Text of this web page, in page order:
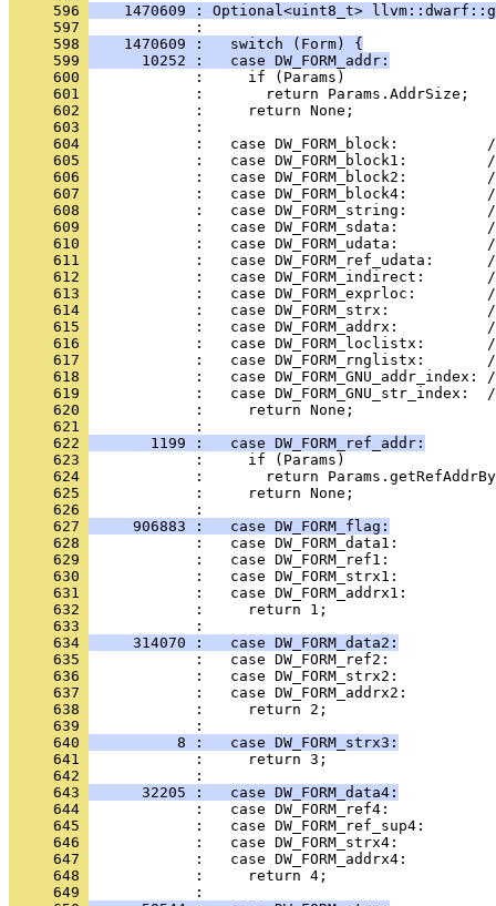
     596
1470609 : Optional<uint8_t>
     597
     598
    1470609 :   switch (Form) {
     599
      10252 :   case DW_FORM_addr:
     600
     601
     602
     603
     604
     605
     606
     607
     608
     609
     610
     611
     612
     613
     614
     615
     616
     617
     618
     619
     620
     621
     622
       1199 :   case DW_FORM_ref_addr:
     623
     624
     625
     626
     627
     906883 :   case DW_FORM_flag:
     628
     629
     630
     631
     632
     633
     634
     314070 :   case DW_FORM_data2:
     635
     636
     637
     638
     639
     640
          8 :   case DW_FORM_strx3:
     641
     642
     643
      32205 :   case DW_FORM_data4:
     644
     645
     646
     647
     648
     649